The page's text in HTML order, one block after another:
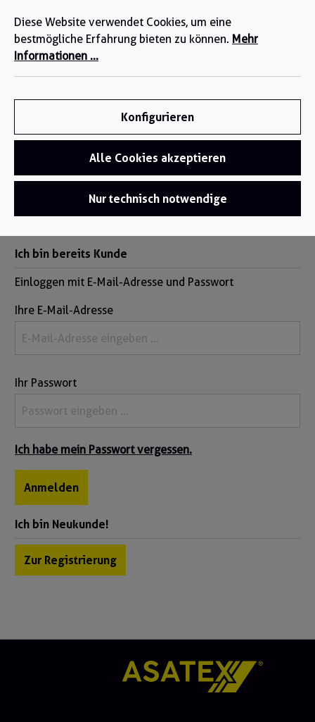
springen
Anmelden oder Konto
erstellen
Ich bin bereits Kunde
Einloggen mit E-Mail-Adresse und Passwort
Ihre E-Mail-Adresse
Ihr Passwort
Ich habe mein Passwort vergessen.
Anmelden
Ich bin Neukunde!
Zur Registrierung
Diese Website verwendet Cookies, um eine
bestmögliche Erfahrung bieten zu können. Mehr
Informationen ...
Konfigurieren
Alle Cookies akzeptieren
Nur technisch notwendige